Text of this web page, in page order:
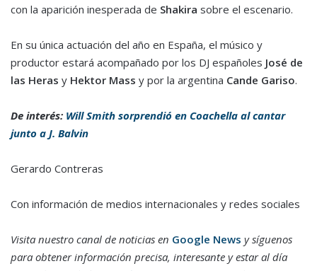
con la aparición inesperada de Shakira sobre el escenario.
En su única actuación del año en España, el músico y
productor estará acompañado por los DJ españoles José de
las Heras y Hektor Mass y por la argentina Cande Gariso.
De interés: Will Smith sorprendió en Coachella al cantar
junto a J. Balvin
Gerardo Contreras
Con información de medios internacionales y redes sociales
Visita nuestro canal de noticias en Google News y síguenos
para obtener información precisa, interesante y estar al día